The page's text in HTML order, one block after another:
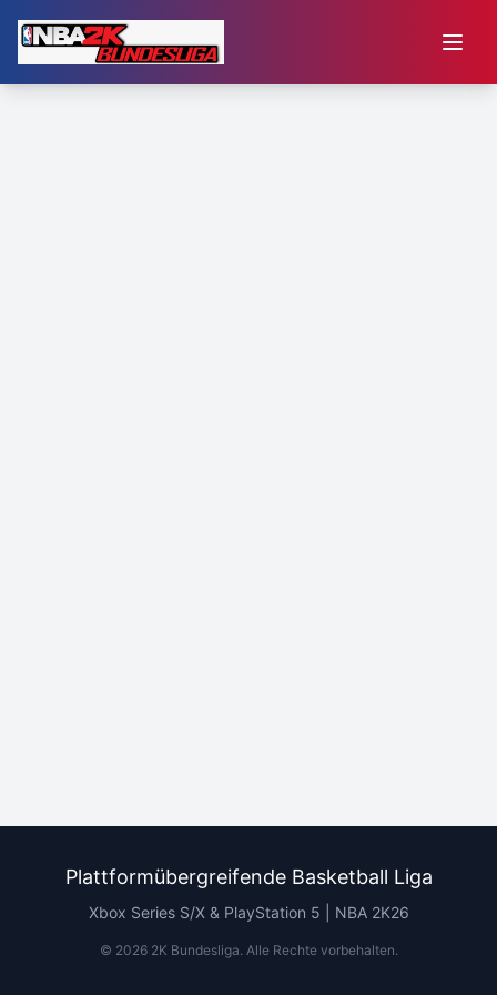
Plattformübergreifende Basketball Liga
Xbox Series S/X & PlayStation 5 | NBA 2K26
© 20262K Bundesliga. Alle Rechte vorbehalten.